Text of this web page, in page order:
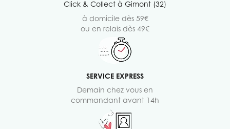
Click & Collect à Gimont (32)
à domicile dès 59€
ou en relais dès 49€
SERVICE EXPRESS
Demain chez vous en
commandant avant 14h